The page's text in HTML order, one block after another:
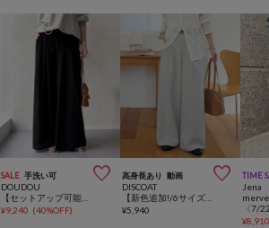
SALE 手洗い可 
DOUDOU
¥9,240 (40%OFF)
高身長あり 動画 
DISCOAT
【新色追加!/6サイズ展開】キレイメスウェットライクパンツ
¥5,940
TIME
Jena
¥